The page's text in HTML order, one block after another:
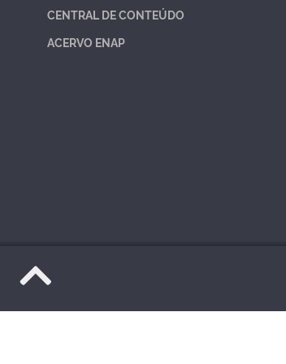
CENTRAL DE CONTEÚDO
ACERVO ENAP